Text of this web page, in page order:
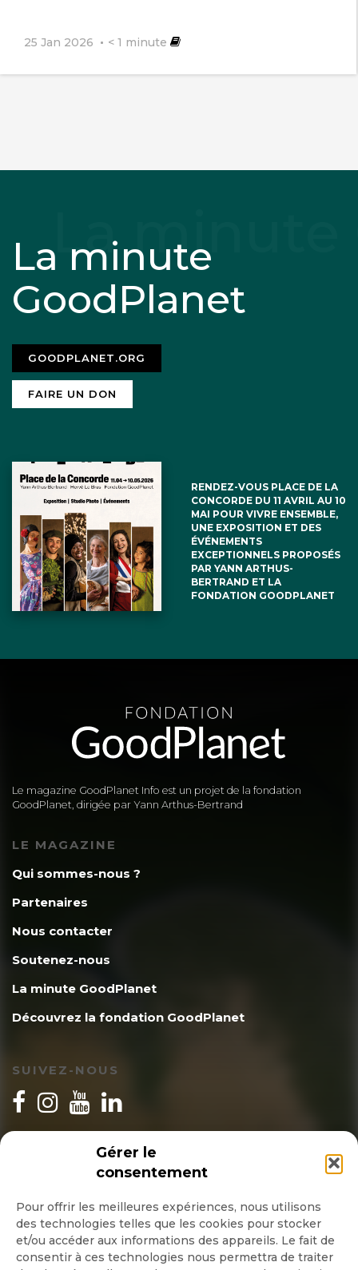
Gérer le
consentement
Pour offrir les meilleures expériences, nous utilisons
des technologies telles que les cookies pour stocker
et/ou accéder aux informations des appareils. Le fait de
consentir à ces technologies nous permettra de traiter
25 Jan 2026 < 1 minute
La minute
GoodPlanet
GOODPLANET.ORG
FAIRE UN DON
RENDEZ-VOUS PLACE DE LA
CONCORDE DU 11 AVRIL AU 10
MAI POUR VIVRE ENSEMBLE,
UNE EXPOSITION ET DES
ÉVÉNEMENTS
EXCEPTIONNELS PROPOSÉS
PAR YANN ARTHUS-
BERTRAND ET LA
FONDATION GOODPLANET
Le magazine GoodPlanet Info est un projet de la fondation
GoodPlanet, dirigée par Yann Arthus-Bertrand
LE MAGAZINE
Qui sommes-nous ?
Partenaires
Nous contacter
Soutenez-nous
La minute GoodPlanet
Découvrez la fondation GoodPlanet
SUIVEZ-NOUS
INSCRIPTION NEWSLETTER
Quotidienne
Hebdo